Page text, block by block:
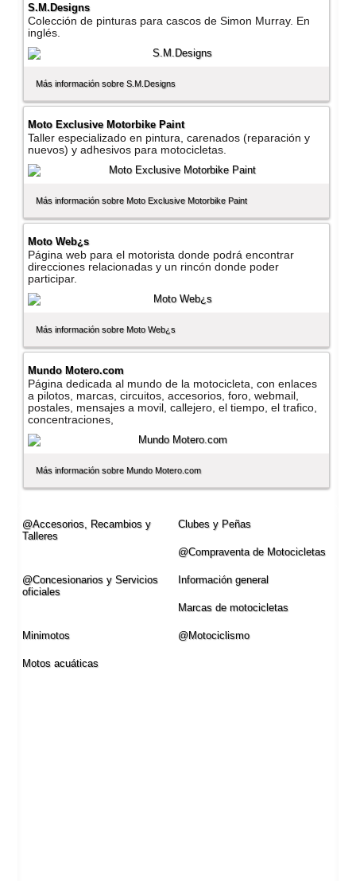
S.M.Designs
Colección de pinturas para cascos de Simon Murray. En
inglés.
Más información sobre S.M.Designs
Moto Exclusive Motorbike Paint
Taller especializado en pintura, carenados (reparación y
nuevos) y adhesivos para motocicletas.
Más información sobre Moto Exclusive Motorbike Paint
Moto Web¿s
Página web para el motorista donde podrá encontrar
direcciones relacionadas y un rincón donde poder
participar.
Más información sobre Moto Web¿s
Mundo Motero.com
Página dedicada al mundo de la motocicleta, con enlaces
a pilotos, marcas, circuitos, accesorios, foro, webmail,
postales, mensajes a movil, callejero, el tiempo, el trafico,
concentraciones,
Más información sobre Mundo Motero.com
@Accesorios, Recambios y
Talleres
Clubes y Peñas
@Compraventa de Motocicletas
@Concesionarios y Servicios
oficiales
Información general
Marcas de motocicletas
Minimotos @Motociclismo
Motos acuáticas